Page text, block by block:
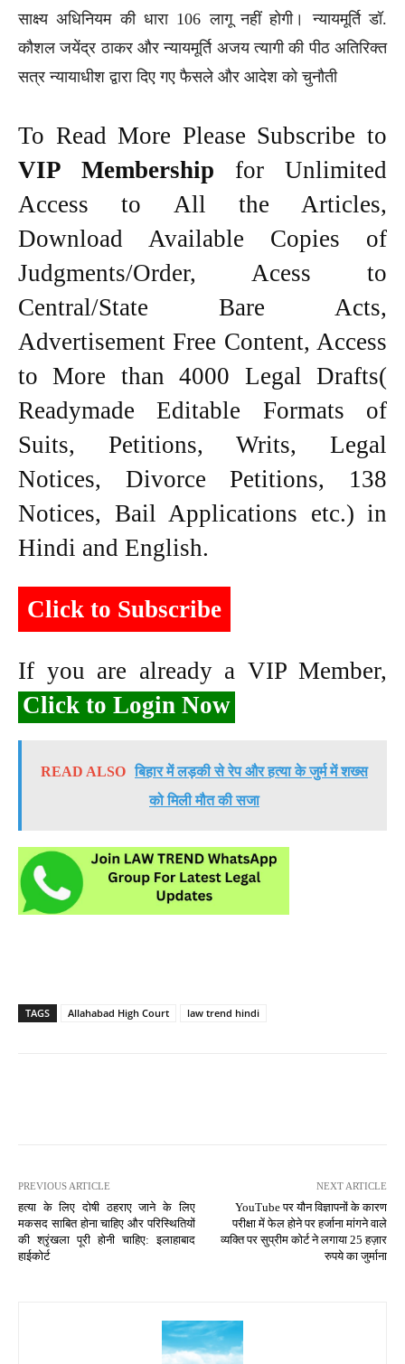
साक्ष्य अधिनियम की धारा 106 लागू नहीं होगी। न्यायमूर्ति डॉ.
कौशल जयेंद्र ठाकर और न्यायमूर्ति अजय त्यागी की पीठ अतिरिक्त
सत्र न्यायाधीश द्वारा दिए गए फैसले और आदेश को चुनौती
To Read More Please Subscribe to
VIP Membership for Unlimited
Access to All the Articles,
Download Available Copies of
Judgments/Order, Acess to
Central/State Bare Acts,
Advertisement Free Content, Access
to More than 4000 Legal Drafts(
Readymade Editable Formats of
Suits, Petitions, Writs, Legal
Notices, Divorce Petitions, 138
Notices, Bail Applications etc.) in
Hindi and English.
Click to Subscribe
If you are already a VIP Member,
Click to Login Now
READ ALSO बिहार में लड़की से रेप और हत्या के जुर्म में शख्स
को मिली मौत की सजा
TAGS Allahabad High Court law trend hindi
PREVIOUS ARTICLE
हत्या के लिए दोषी ठहराए जाने के लिए
मकसद साबित होना चाहिए और परिस्थितियों
की श्रृंखला पूरी होनी चाहिए: इलाहाबाद
हाईकोर्ट
NEXT ARTICLE
YouTube पर यौन विज्ञापनों के कारण
परीक्षा में फेल होने पर हर्जाना मांगने वाले
व्यक्ति पर सुप्रीम कोर्ट ने लगाया 25 हज़ार
रुपये का जुर्माना